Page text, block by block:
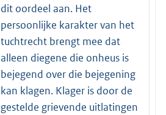
dit oordeel aan. Het
persoonlijke karakter van het
tuchtrecht brengt mee dat
alleen diegene die onheus is
bejegend over die bejegening
kan klagen. Klager is door de
gestelde grievende uitlatingen